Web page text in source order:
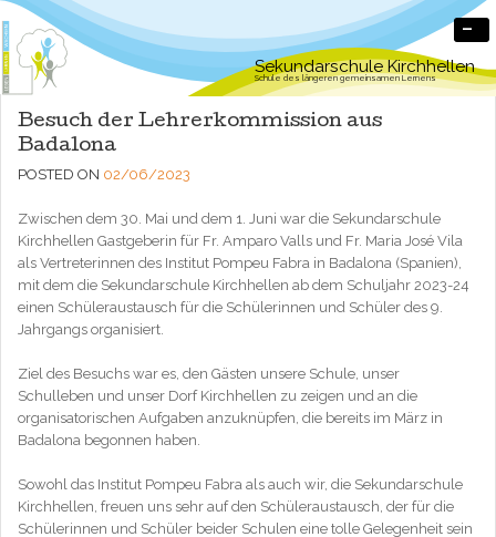
Sekundarschule Kirchhellen
Schule des längeren gemeinsamen Lernens
-
Besuch der Lehrerkommission aus
Badalona
POSTED ON 02/06/2023
Zwischen dem 30. Mai und dem 1. Juni war die Sekundarschule
Kirchhellen Gastgeberin für Fr. Amparo Valls und Fr. Maria José Vila
als Vertreterinnen des Institut Pompeu Fabra in Badalona (Spanien),
mit dem die Sekundarschule Kirchhellen ab dem Schuljahr 2023-24
einen Schüleraustausch für die Schülerinnen und Schüler des 9.
Jahrgangs organisiert.
Ziel des Besuchs war es, den Gästen unsere Schule, unser
Schulleben und unser Dorf Kirchhellen zu zeigen und an die
organisatorischen Aufgaben anzuknüpfen, die bereits im März in
Badalona begonnen haben.
Sowohl das Institut Pompeu Fabra als auch wir, die Sekundarschule
Kirchhellen, freuen uns sehr auf den Schüleraustausch, der für die
Schülerinnen und Schüler beider Schulen eine tolle Gelegenheit sein